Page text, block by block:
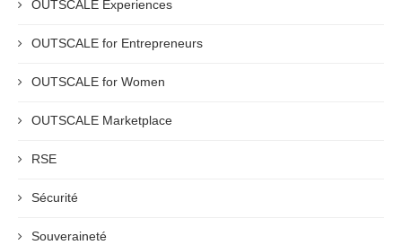
OUTSCALE Experiences
OUTSCALE for Entrepreneurs
OUTSCALE for Women
OUTSCALE Marketplace
RSE
Sécurité
Souveraineté